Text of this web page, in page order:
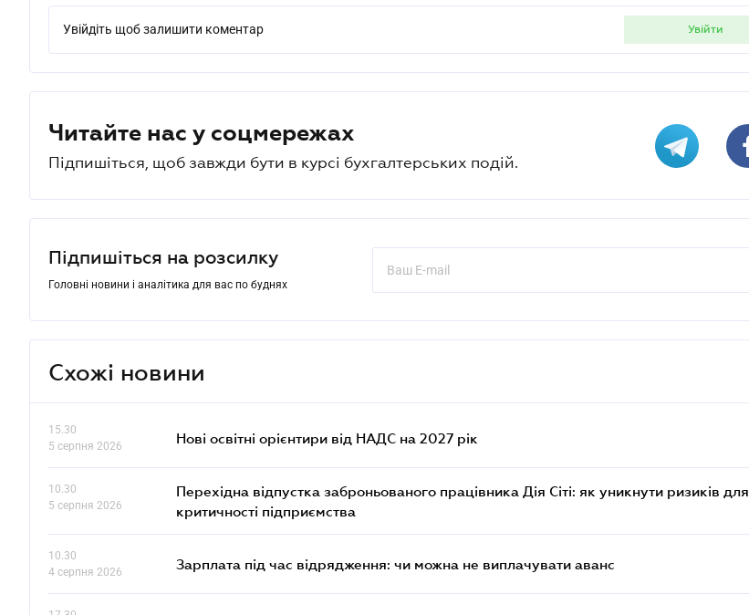
Увійдіть щоб залишити коментар увійти
Читайте нас у соцмережах
Підпишіться, щоб завжди бути в курсі бухгалтерських подій.
Підпишіться на розсилку
Головні новини і аналітика для вас по буднях
Схожі новини
15.30
5 серпня 2026
Нові освітні орієнтири від НАДС на 2027 рік
10.30
5 серпня 2026
Перехідна відпустка заброньованого працівника Дія Сіті: як уникнути ризиків для
критичності підприємства
10.30
4 серпня 2026
Зарплата під час відрядження: чи можна не виплачувати аванс